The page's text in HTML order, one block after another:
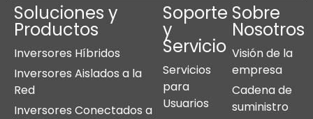
Soluciones y
Productos
Inversores Híbridos
Inversores Aislados a la
Red
Inversores Conectados a
Soporte
y
Servicio
Servicios
para
Usuarios
Sobre
Nosotros
Visión de la
empresa
Cadena de
suministro